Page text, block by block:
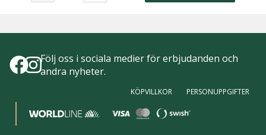
Följ oss i sociala medier för erbjudanden och
andra nyheter.
KÖPVILLKOR PERSONUPPGIFTER